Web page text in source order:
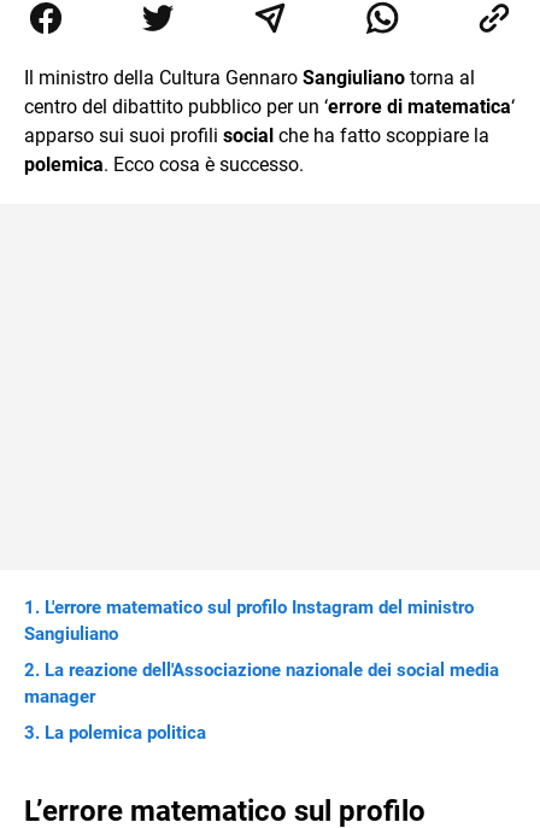
di trasformare la passione per la scrittura in un lavoro, e
da lì non mi sono più fermata. L’attualità è il mio pane
mente.
Il ministro della Cultura Gennaro Sangiuliano torna al
centro del dibattito pubblico per un ‘errore di matematica‘
apparso sui suoi profili social che ha fatto scoppiare la
polemica. Ecco cosa è successo.
L'errore matematico sul profilo Instagram del ministro
Sangiuliano
La reazione dell'Associazione nazionale dei social media
manager
La polemica politica
L’errore matematico sul profilo